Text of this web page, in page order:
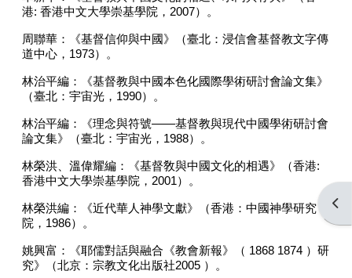
港: 香港中文大學崇基學院， 2007）。
周聯華：《基督信仰與中國》（臺北：浸信會基督教文字傳
道中心， 1973）。
林治平編：《基督教與中國本色化國際學術研討會論文集》
（臺北：宇宙光， 1990）。
林治平編：《理念與符號——基督教與現代中國學術研討會
論文集》（臺北：宇宙光， 1988）。
林榮洪、溫偉耀編：《基督敎與中國文化的相遇》（香港:
香港中文大學崇基學院， 2001）。
林榮洪編：《近代華人神學文獻》（香港：中國神學研究
院， 1986）。
姚興富：《耶儒對話與融合《教會新報》（ 1868 1874 ）研
究》（北京：宗教文化出版社2005 ）。